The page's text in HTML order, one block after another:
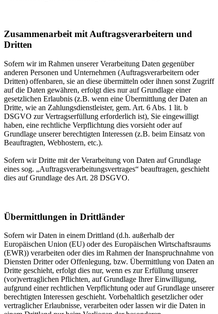
Zusammenarbeit mit Auftragsverarbeitern und
Dritten
Sofern wir im Rahmen unserer Verarbeitung Daten gegenüber
anderen Personen und Unternehmen (Auftragsverarbeitern oder
Dritten) offenbaren, sie an diese übermitteln oder ihnen sonst Zugriff
auf die Daten gewähren, erfolgt dies nur auf Grundlage einer
gesetzlichen Erlaubnis (z.B. wenn eine Übermittlung der Daten an
Dritte, wie an Zahlungsdienstleister, gem. Art. 6 Abs. 1 lit. b
DSGVO zur Vertragserfüllung erforderlich ist), Sie eingewilligt
haben, eine rechtliche Verpflichtung dies vorsieht oder auf
Grundlage unserer berechtigten Interessen (z.B. beim Einsatz von
Beauftragten, Webhostern, etc.).
Sofern wir Dritte mit der Verarbeitung von Daten auf Grundlage
eines sog. „Auftragsverarbeitungsvertrages“ beauftragen, geschieht
dies auf Grundlage des Art. 28 DSGVO.
Übermittlungen in Drittländer
Sofern wir Daten in einem Drittland (d.h. außerhalb der
Europäischen Union (EU) oder des Europäischen Wirtschaftsraums
(EWR)) verarbeiten oder dies im Rahmen der Inanspruchnahme von
Diensten Dritter oder Offenlegung, bzw. Übermittlung von Daten an
Dritte geschieht, erfolgt dies nur, wenn es zur Erfüllung unserer
(vor)vertraglichen Pflichten, auf Grundlage Ihrer Einwilligung,
aufgrund einer rechtlichen Verpflichtung oder auf Grundlage unserer
berechtigten Interessen geschieht. Vorbehaltlich gesetzlicher oder
vertraglicher Erlaubnisse, verarbeiten oder lassen wir die Daten in